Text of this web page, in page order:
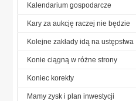
Kalendarium gospodarcze
Kary za aukcję raczej nie będzie
Kolejne zakłady idą na ustępstwa
Konie ciągną w różne strony
Koniec korekty
Mamy zysk i plan inwestycji